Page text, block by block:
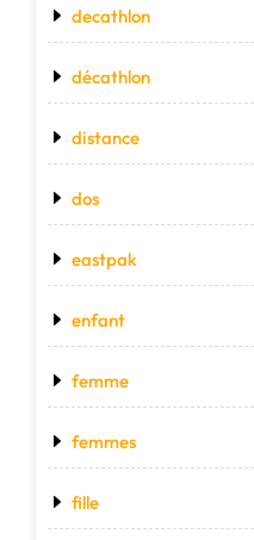
decathlon
décathlon
distance
dos
eastpak
enfant
femme
femmes
fille